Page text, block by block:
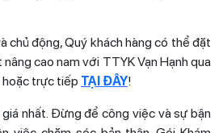
chủ động, Quý khách hàng có thể đặt
cao nam với TTYK Vạn Hạnh qua
hoặc trực tiếp TẠI ĐÂY!
nhất. Đừng để công việc và sự bận